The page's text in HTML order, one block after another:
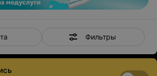
Фильтры